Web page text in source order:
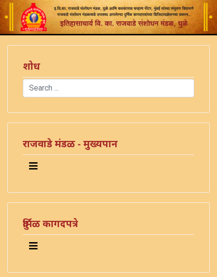
शोध
Search
राजवाडे मंडळ - मुख्यपान
दुर्मिळ कागदपत्रे